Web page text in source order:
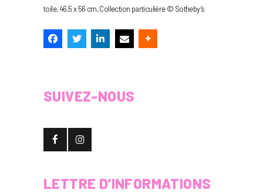
toile, 46,5 x 56 cm, Collection particulière © Sotheby’s
SUIVEZ-NOUS
LETTRE D’INFORMATIONS